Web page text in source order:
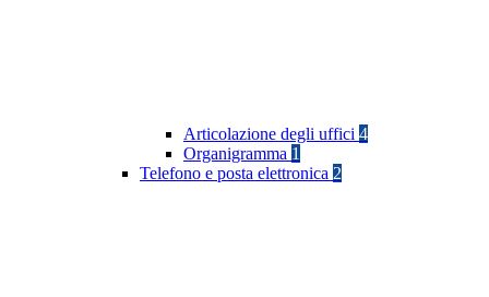
Articolazione degli uffici 4
Organigramma 1
Telefono e posta elettronica 2